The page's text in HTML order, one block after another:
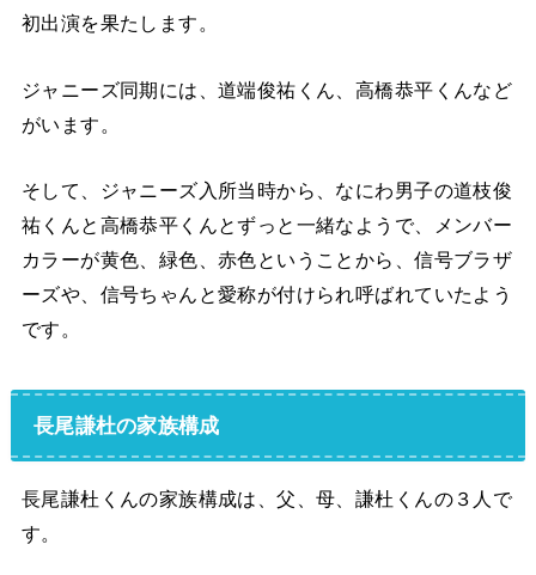
初出演を果たします。
ジャニーズ同期には、道端俊祐くん、高橋恭平くんなど
がいます。
そして、ジャニーズ入所当時から、なにわ男子の道枝俊
祐くんと高橋恭平くんとずっと一緒なようで、メンバー
カラーが黄色、緑色、赤色ということから、信号ブラザ
ーズや、信号ちゃんと愛称が付けられ呼ばれていたよう
です。
長尾謙杜の家族構成
長尾謙杜くんの家族構成は、父、母、謙杜くんの３人で
す。